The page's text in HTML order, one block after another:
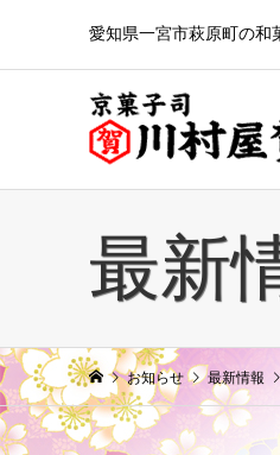
愛知県一宮市萩原町の
最新
お知らせ 最新情報